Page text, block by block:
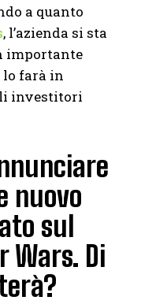
a quanto
, l’azienda si sta
importante
lo farà in
investitori
nuovo
sul
Wars. Di